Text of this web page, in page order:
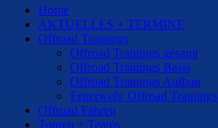
Home
AKTUELLES + TERMINE
Offroad Trainings
Offroad Trainings gesamt
Offroad Trainings Basis
Offroad Trainings Aufbau
Feuerwehr Offroad Trainings
Offroad Fahren
Touren + Teams